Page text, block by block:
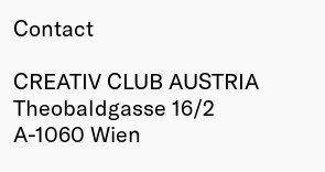
Contact
CREATIV CLUB AUSTRIA
Theobaldgasse 16/2
A-1060 Wien